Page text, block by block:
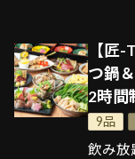
【匠
つ鍋
2時間
9品
飲み放